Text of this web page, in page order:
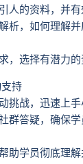
人的资料，并有
析，如何理解
，选择有潜力的
持
挑战，迅速上手
群答疑，确保学
助学员彻底理